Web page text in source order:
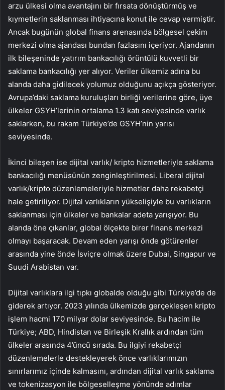
arzu ülkesi olma avantajını bir fırsata dönüştürmüş ve
kıymetlerin saklanması ihtiyacına konut ile cevap vermiştir.
Ancak bugünün global finans arenasında bölgesel çekim
merkezi olma ajandası bundan fazlasını içeriyor. Ajandanın
ilk bileşeninde yatırım bankacılığı örüntülü kuvvetli bir
saklama bankacılığı yer alıyor. Veriler ülkemiz adına bu
alanda daha gidilecek yolumuz olduğunu açıkça gösteriyor.
Avrupa’daki saklama kuruluşları birliği verilerine göre, üye
ülkeler GSYH’lerinin ortalama 1.3 katı seviyesinde varlık
saklarken, bu rakam Türkiye’de GSYH’nin yarısı
seviyesinde.
İkinci bileşen ise dijital varlık/ kripto hizmetleriyle saklama
bankacılığı menüsünün zenginleştirilmesi. Liberal dijital
varlık/kripto düzenlemeleriyle hizmetler daha rekabetçi
hale getiriliyor. Dijital varlıkların yükselişiyle bu varlıkların
saklanması için ülkeler ve bankalar adeta yarışıyor. Bu
alanda öne çıkanlar, global ölçekte birer finans merkezi
olmayı başaracak. Devam eden yarışı önde götürenler
arasında yine önde İsviçre olmak üzere Dubai, Singapur ve
Suudi Arabistan var.
Dijital varlıklara ilgi tıpkı globalde olduğu gibi Türkiye’de de
giderek artıyor. 2023 yılında ülkemizde gerçekleşen kripto
işlem hacmi 170 milyar dolar seviyesinde. Bu hacim ile
Türkiye; ABD, Hindistan ve Birleşik Krallık ardından tüm
ülkeler arasında 4’üncü sırada. Bu ilgiyi rekabetçi
düzenlemelerle destekleyerek önce varlıklarımızın
sınırlarımız içinde kalmasını, ardından dijital varlık saklama
ve tokenizasyon ile bölgeselleşme yönünde adımlar